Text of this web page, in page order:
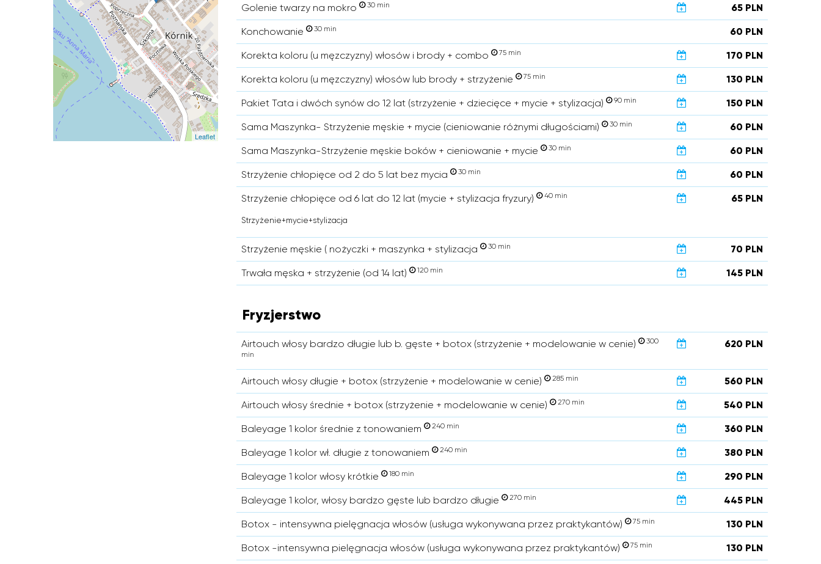
Leaflet
Golenie twarzy na mokro 30 min 65 PLN
Konchowanie 30 min 60 PLN
Korekta koloru (u męzczyzny) włosów i brody + combo 75 min 170 PLN
Korekta koloru (u męzczyzny) włosów lub brody + strzyżenie 75 min 130 PLN
Pakiet Tata i dwóch synów do 12 lat (strzyżenie + dziecięce + mycie + stylizacja) 90 min 150 PLN
Sama Maszynka- Strzyżenie męskie + mycie (cieniowanie różnymi długościami) 30 min 60 PLN
Sama Maszynka-Strzyżenie męskie boków + cieniowanie + mycie 30 min 60 PLN
Strzyżenie chłopięce od 2 do 5 lat bez mycia 30 min 60 PLN
Strzyżenie chłopięce od 6 lat do 12 lat (mycie + stylizacja fryzury) 40 min 65 PLN
Strzyżenie+mycie+stylizacja
Strzyżenie męskie ( nożyczki + maszynka + stylizacja 30 min 70 PLN
Trwała męska + strzyżenie (od 14 lat) 120 min 145 PLN
Fryzjerstwo
Airtouch włosy bardzo długie lub b. gęste + botox (strzyżenie + modelowanie w cenie)
300
min
620 PLN
Airtouch włosy długie + botox (strzyżenie + modelowanie w cenie) 285 min 560 PLN
Airtouch włosy średnie + botox (strzyżenie + modelowanie w cenie) 270 min 540 PLN
Baleyage 1 kolor średnie z tonowaniem 240 min 360 PLN
Baleyage 1 kolor wł. długie z tonowaniem 240 min 380 PLN
Baleyage 1 kolor włosy krótkie 180 min 290 PLN
Baleyage 1 kolor, włosy bardzo gęste lub bardzo długie 270 min 445 PLN
Botox - intensywna pielęgnacja włosów (usługa wykonywana przez praktykantów) 75 min 130 PLN
Botox -intensywna pielęgnacja włosów (usługa wykonywana przez praktykantów) 75 min 130 PLN